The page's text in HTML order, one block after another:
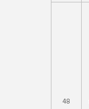
48